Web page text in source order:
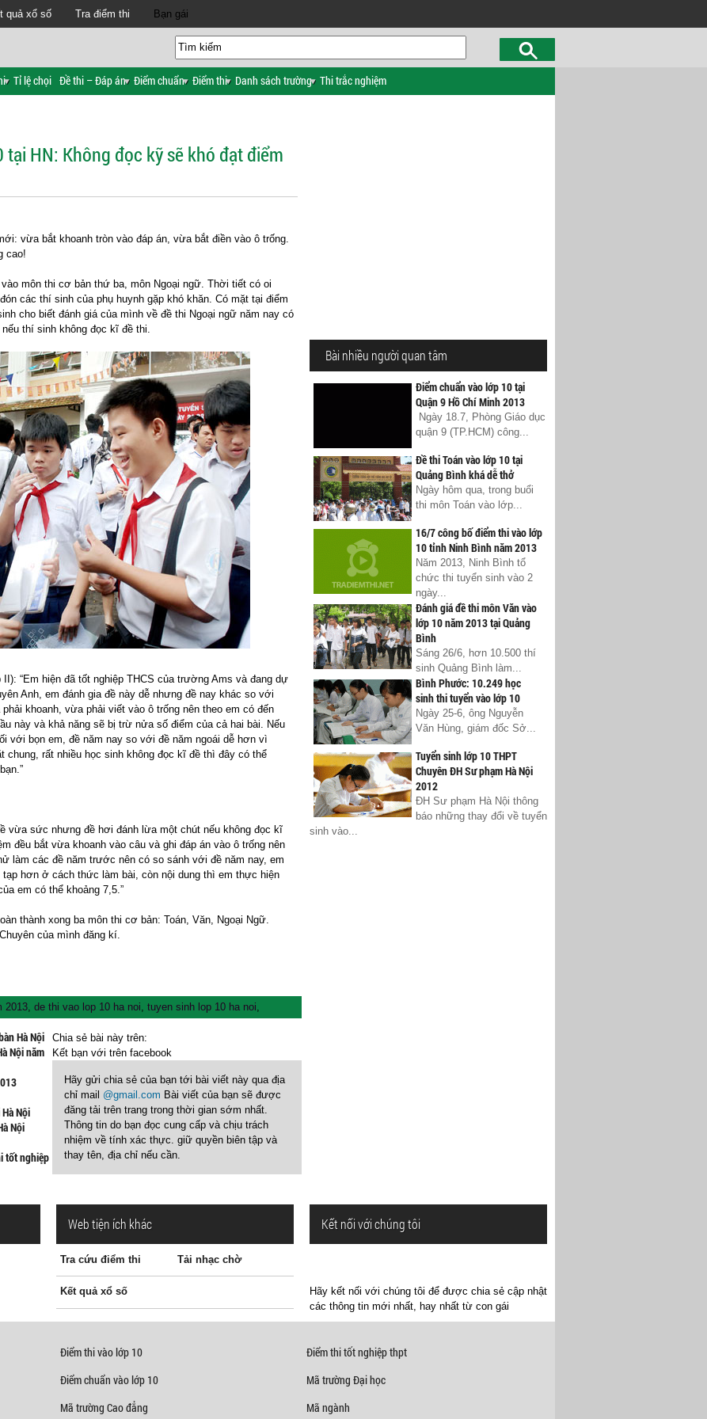
quả xổ số Tra điểm thi Bạn gái
Tỉ lệ chọi Đề thi – Đáp án Điểm chuẩn Điểm thi Danh sách trường Thi trắc nghiệm
HN: Không đọc kỹ sẽ khó đạt điểm
vừa bắt khoanh tròn vào đáp án, vừa bắt điền vào ô trống.
cao!
môn thi cơ bản thứ ba, môn Ngoại ngữ. Thời tiết có oi
các thí sinh của phụ huynh gặp khó khăn. Có mặt tại điểm
cho biết đánh giá của mình về đề thi Ngoại ngữ năm nay có
thí sinh không đọc kĩ đề thi.
“Em hiện đã tốt nghiệp THCS của trường Ams và đang dự
Anh, em đánh gia đề này dễ nhưng đề nay khác so với
khoanh, vừa phải viết vào ô trống nên theo em có đến
này và khả năng sẽ bị trừ nửa số điểm của cả hai bài. Nếu
với bọn em, đề năm nay so với đề năm ngoái dễ hơn vì
chung, rất nhiều học sinh không đọc kĩ đề thì đây có thể
vừa sức nhưng đề hơi đánh lừa một chút nếu không đọc kĩ
đều bắt vừa khoanh vào câu và ghi đáp án vào ô trống nên
làm các đề năm trước nên có so sánh với đề năm nay, em
hơn ở cách thức làm bài, còn nội dung thì em thực hiện
em có thể khoảng 7,5.”
thành xong ba môn thi cơ bản: Toán, Văn, Ngoại Ngữ.
của mình đăng kí.
2013, de thi vao lop 10 ha noi, tuyen sinh lop 10 ha noi,
Hà Nội
Nội năm
Nội
Nội
tốt nghiệp
Chia sẻ bài này trên:
Kết bạn với trên facebook
Hãy gửi chia sẻ của bạn tới bài viết này qua địa
chỉ mail @gmail.com Bài viết của bạn sẽ được
đăng tải trên trang trong thời gian sớm nhất.
Thông tin do bạn đọc cung cấp và chịu trách
nhiệm về tính xác thực. giữ quyền biên tập và
thay tên, địa chỉ nếu cần.
Bài nhiều người quan tâm
Điểm chuẩn vào lớp 10 tại
Quận 9 Hồ Chí Minh 2013
Ngày 18.7, Phòng Giáo dục
quận 9 (TP.HCM) công...
Đề thi Toán vào lớp 10 tại
Quảng Bình khá dễ thở
Ngày hôm qua, trong buổi
thi môn Toán vào lớp...
16/7 công bố điểm thi vào lớp
10 tỉnh Ninh Bình năm 2013
Năm 2013, Ninh Bình tổ
chức thi tuyển sinh vào 2
ngày...
Đánh giá đề thi môn Văn vào
lớp 10 năm 2013 tại Quảng
Bình
Sáng 26/6, hơn 10.500 thí
sinh Quảng Bình làm...
Bình Phước: 10.249 học
sinh thi tuyển vào lớp 10
Ngày 25-6, ông Nguyễn
Văn Hùng, giám đốc Sở...
Tuyển sinh lớp 10 THPT
Chuyên ĐH Sư phạm Hà Nội
2012
ĐH Sư phạm Hà Nội thông
báo những thay đổi về tuyển
sinh vào...
Web tiện ích khác
Tra cứu điểm thi Tải nhạc chờ
Kết quả xổ số
Kết nối với chúng tôi
Hãy kết nối với chúng tôi để được chia sẻ cập nhật
các thông tin mới nhất, hay nhất từ con gái
Điểm thi vào lớp 10
Điểm thi tốt nghiệp thpt
Điểm chuẩn vào lớp 10
Mã trường Đại học
Mã trường Cao đẳng Mã ngành